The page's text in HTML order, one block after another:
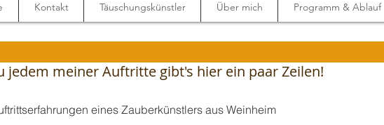
Kontakt Täuschungskünstler Über mich Programm & Ablauf
jedem meiner Auftritte gibt's hier ein paar Zeilen!
eines Zauberkünstlers aus Weinheim